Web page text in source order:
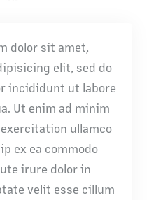
dolor sit amet,
elit, sed do
incididunt ut labore
Ut enim ad minim
ullamco
ex ea commodo
irure dolor in
velit esse cillum